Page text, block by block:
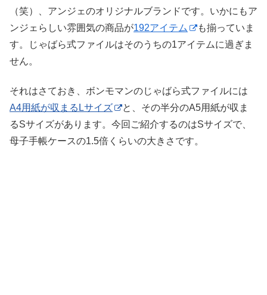
（笑）、アンジェのオリジナルブランドです。いかにもア
ンジェらしい雰囲気の商品が192アイテム
も揃っていま
す。じゃばら式ファイルはそのうちの1アイテムに過ぎま
せん。
それはさておき、ボンモマンのじゃばら式ファイルには
A4用紙が収まるLサイズ
と、その半分のA5用紙が収ま
るSサイズがあります。今回ご紹介するのはSサイズで、
母子手帳ケースの1.5倍くらいの大きさです。